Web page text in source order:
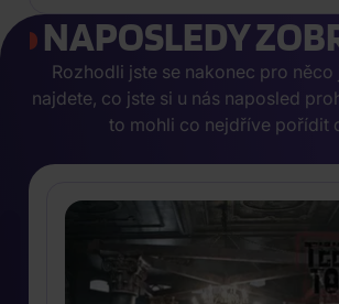
NAPOSLEDY
Rozhodli jste se nakonec pro něco
najdete, co jste si u nás naposled
to mohli co nejdříve pořídit